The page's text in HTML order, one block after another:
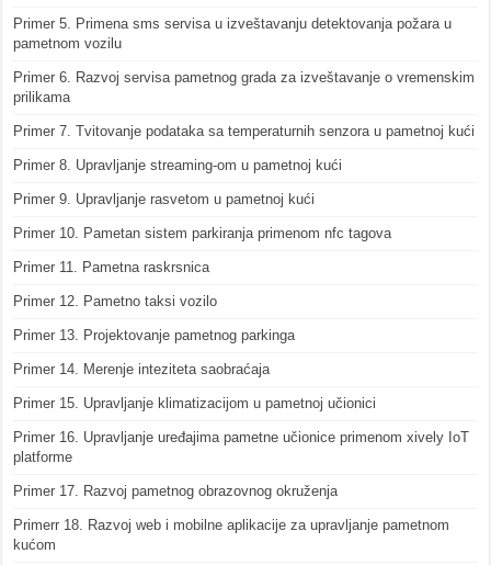
Primer 5. Primena sms servisa u izveštavanju detektovanja požara u
pametnom vozilu
Primer 6. Razvoj servisa pametnog grada za izveštavanje o vremenskim
prilikama
Primer 7. Tvitovanje podataka sa temperaturnih senzora u pametnoj kući
Primer 8. Upravljanje streaming-om u pametnoj kući
Primer 9. Upravljanje rasvetom u pametnoj kući
Primer 10. Pametan sistem parkiranja primenom nfc tagova
Primer 11. Pametna raskrsnica
Primer 12. Pametno taksi vozilo
Primer 13. Projektovanje pametnog parkinga
Primer 14. Merenje inteziteta saobraćaja
Primer 15. Upravljanje klimatizacijom u pametnoj učionici
Primer 16. Upravljanje uređajima pametne učionice primenom xively IoT
platforme
Primer 17. Razvoj pametnog obrazovnog okruženja
Primerr 18. Razvoj web i mobilne aplikacije za upravljanje pametnom
kućom